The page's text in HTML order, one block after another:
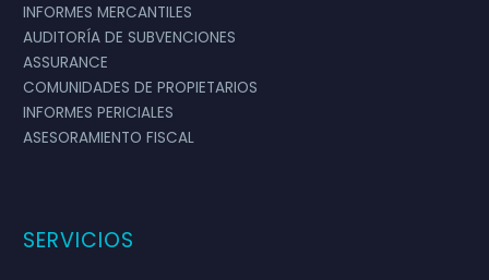
INFORMES MERCANTILES
AUDITORÍA DE SUBVENCIONES
ASSURANCE
COMUNIDADES DE PROPIETARIOS
INFORMES PERICIALES
ASESORAMIENTO FISCAL
SERVICIOS